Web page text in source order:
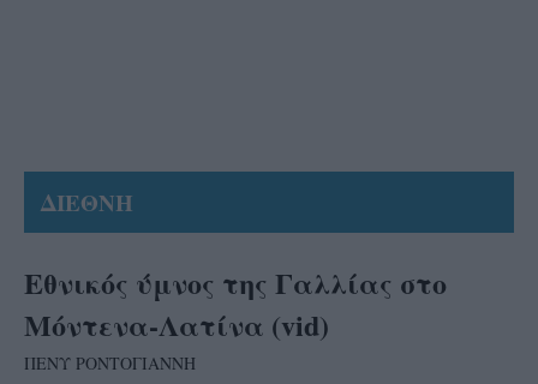
ΔΙΕΘΝΗ
Εθνικός ύμνος της Γαλλίας στο
Μόντενα-Λατίνα (vid)
ΠΕΝΥ ΡΟΝΤΟΓΙΑΝΝΗ